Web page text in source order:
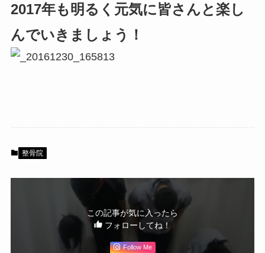
2017年も明るく元気に皆さんと楽し
んでいきましょう！
整骨院
この記事が気に入ったら
フォローしてね！
Follow Me